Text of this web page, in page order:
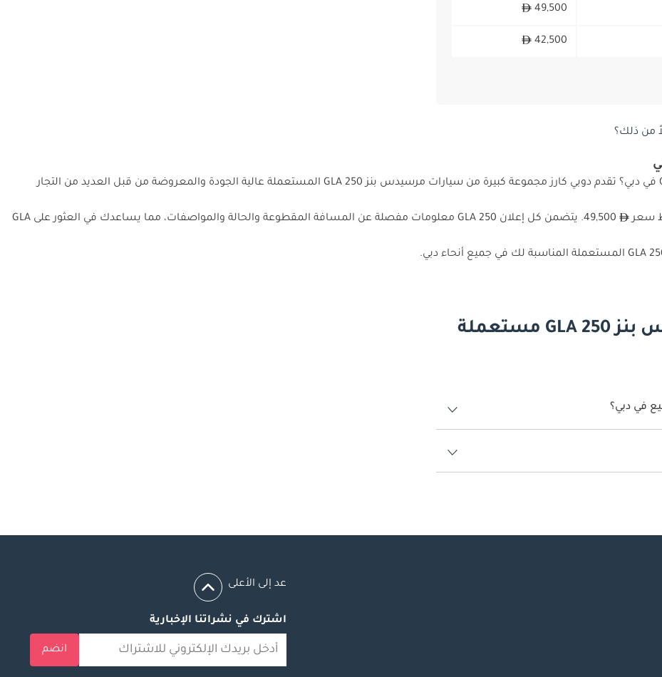
49,500
42,500
من ذلك؟
هل تبحث عن سيارة مثالية مستعملة من مرسيدس بنز GLA 250 في دبي؟ تقدم دوبي كارز مجموعة كبيرة من سيارات مرسيدس بنز GLA 250 المستعملة عالية الجودة والمعروضة من قبل العديد من التجار
49,500. يتضمن كل إعلان GLA 250 معلومات مفصلة عن المسافة المقطوعة والحالة والمواصفات، مما يساعدك في العثور على GLA
أسئلة وأجوبة عن السيارات مرسيدس بنز GLA 250 مستعملة
عد إلى الأعلى
اشترك في نشراتنا الإخبارية
انضم